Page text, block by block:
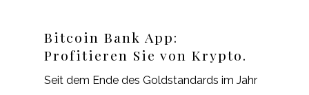
Bitcoin Bank App:
Profitieren Sie von Krypto.
Seit dem Ende des Goldstandards im Jahr